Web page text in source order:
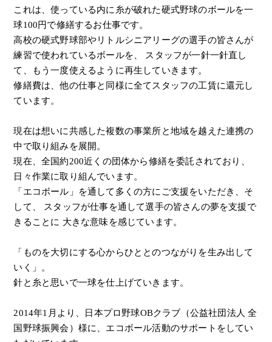
これは、使っている内に糸が破れた硬式野球のボールを一
球100円で修繕するお仕事です。
高校の硬式野球部やリトルシニアリーグの選手の皆さんが
練習で使われているボールを、
スタッフが一針一針直し
て、もう一度使えるように再生していきます。
修繕費は、他の仕事と同様に全てスタッフの工賃に還元し
ています。
現在は想いに共感した複数の事業所と地域を越えた連携の
中で取り組みを展開。
現在、全国約200近くの団体から修繕を委託されており、
日々作業に取り組んでいます。
「エコボール」を通して多くの方にご支援をいただき、そ
して、
スタッフが仕事を通して選手の皆さんの夢を支援で
きることに 大きな意味を感じています。
「ものを大切にする心からひととのつながりを生み出して
いく」。
針と糸と思いで一球を仕上げていきます。
2014年1月より、日本プロ野球OBクラブ（公益社団法人 全
国野球振興会）様に、 エコボール活動のサポートをしてい